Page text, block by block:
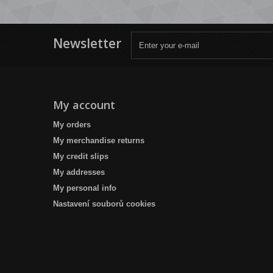
Newsletter
My account
My orders
My merchandise returns
My credit slips
My addresses
My personal info
Nastavení souborů cookies